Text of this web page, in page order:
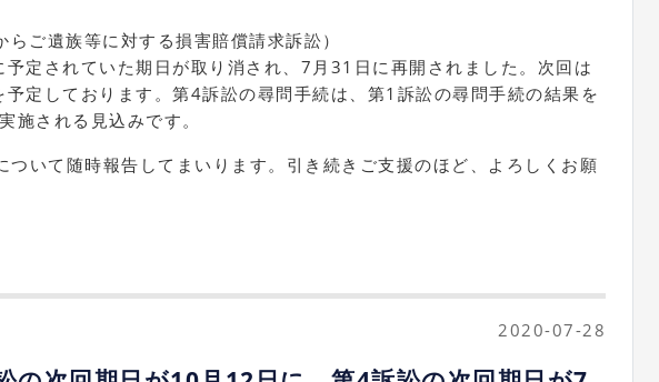
ご遺族等に対する損害賠償請求訴訟）
定されていた期日が取り消され、7月31日に再開されました。次回は
定しております。第4訴訟の尋問手続は、第1訴訟の尋問手続の結果を
施される見込みです。
いて随時報告してまいります。 引き続きご支援のほど、よろしくお願
2020-07-28